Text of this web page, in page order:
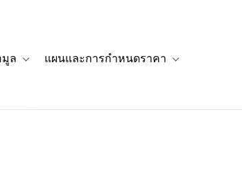
าวของลูกค้าfor โซลูชัน
ล แผนและการกำหนดราคา